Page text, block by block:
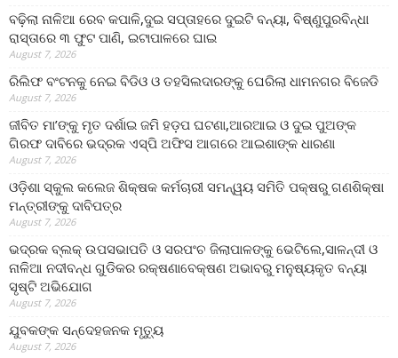
ବଢ଼ିଲା ନାଳିଆ ରେବ କପାଳି,ଦୁଇ ସପ୍ତାହରେ ଦୁଇଟି ବନ୍ୟା, ବିଷ୍ଣୁପୁରବିନ୍ଧା
ରାସ୍ତାରେ ୩ ଫୁଟ ପାଣି, ଇଟାପାଳରେ ଘାଇ
August 7, 2026
ରିଲିଫ ବଂଟନକୁ ନେଇ ବିଡିଓ ଓ ତହସିଲଦାରଙ୍କୁ ଘେରିଲା ଧାମନଗର ବିଜେଡି
August 7, 2026
ଜୀବିତ ମା’ଙ୍କୁ ମୃତ ଦର୍ଶାଇ ଜମି ହଡ଼ପ ଘଟଣା,ଆରଆଇ ଓ ଦୁଇ ପୁଅଙ୍କ
ଗିରଫ ଦାବିରେ ଭଦ୍ରକ ଏସ୍‌ପି ଅଫିସ ଆଗରେ ଆଇଶାଙ୍କ ଧାରଣା
August 7, 2026
ଓଡ଼ିଶା ସ୍କୁଲ କଲେଜ ଶିକ୍ଷକ କର୍ମଚାରୀ ସମନ୍ୱୟ ସମିତି ପକ୍ଷରୁ ଗଣଶିକ୍ଷା
ମନ୍ତ୍ରୀଙ୍କୁ ଦାବିପତ୍ର
August 7, 2026
ଭଦ୍ରକ ବ୍ଲକ୍ ଉପସଭାପତି ଓ ସରପଂଚ ଜିଲାପାଳଙ୍କୁ ଭେଟିଲେ,ସାଳନ୍ଦୀ ଓ
ନାଳିଆ ନଦୀବନ୍ଧ ଗୁଡିକର ରକ୍ଷଣାବେକ୍ଷଣ ଅଭାବରୁ ମନୁଷ୍ୟକୃତ ବନ୍ୟା
ସୃଷ୍ଟି ଅଭିଯୋଗ
August 7, 2026
ଯୁବକଙ୍କ ସନ୍ଦେହଜନକ ମୃତ୍ୟୁ
August 7, 2026